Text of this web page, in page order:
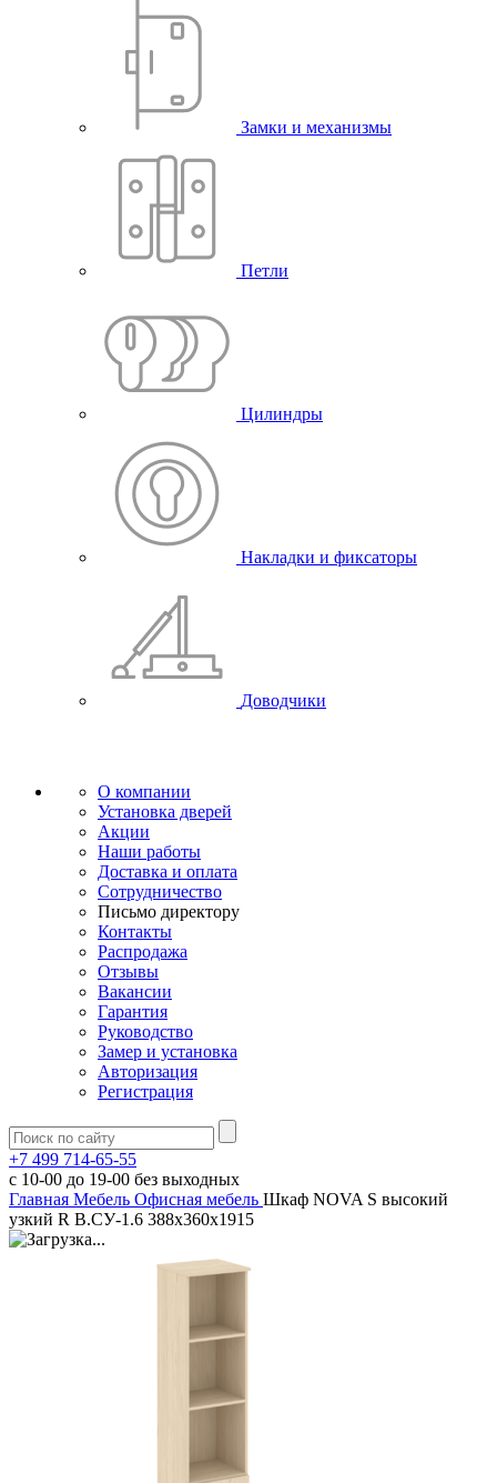
Замки и механизмы
Петли
Цилиндры
Накладки и фиксаторы
Доводчики
О компании
Установка дверей
Акции
Наши работы
Доставка и оплата
Сотрудничество
Письмо директору
Контакты
Распродажа
Отзывы
Вакансии
Гарантия
Руководство
Замер и установка
Авторизация
Регистрация
+7 499 714-65-55
с 10-00 до 19-00 без выходных
Главная Мебель Офисная мебель Шкаф NOVA S высокий
узкий R В.СУ-1.6 388х360х1915